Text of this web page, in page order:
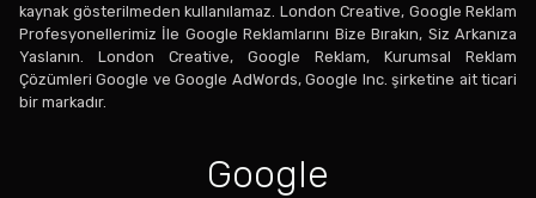
kaynak gösterilmeden kullanılamaz. London Creative, Google Reklam
Profesyonellerimiz İle Google Reklamlarını Bize Bırakın, Siz Arkanıza
Yaslanın. London Creative, Google Reklam, Kurumsal Reklam
Çözümleri Google ve Google AdWords, Google Inc. şirketine ait ticari
bir markadır.
Google